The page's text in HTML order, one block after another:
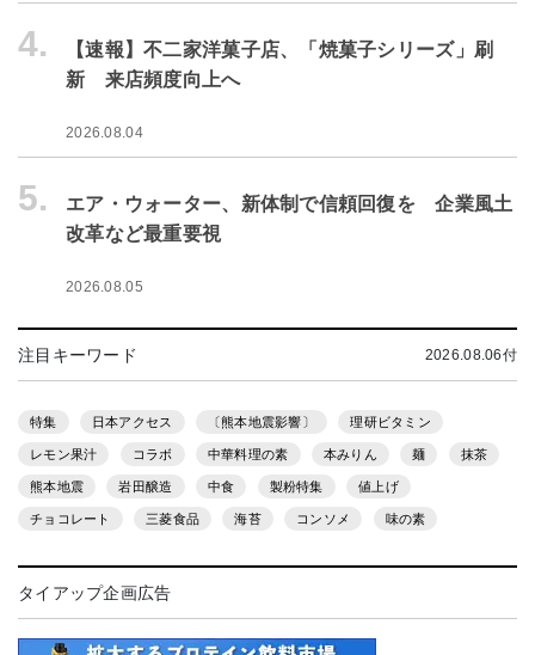
4.
【速報】不二家洋菓子店、「焼菓子シリーズ」刷
新 来店頻度向上へ
2026.08.04
5.
エア・ウォーター、新体制で信頼回復を 企業風土
改革など最重要視
2026.08.05
注目キーワード 2026.08.06付
特集 日本アクセス 〔熊本地震影響〕 理研ビタミン
レモン果汁 コラボ 中華料理の素 本みりん 麺 抹茶
熊本地震 岩田醸造 中食 製粉特集 値上げ
チョコレート 三菱食品 海苔 コンソメ 味の素
タイアップ企画広告